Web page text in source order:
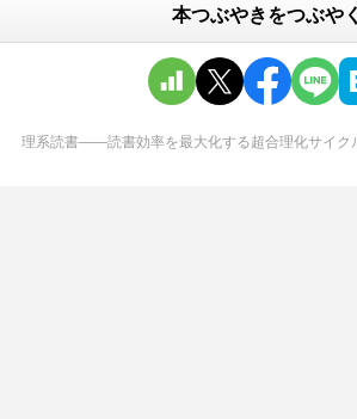
本つぶやきをつぶやく
理系読書――読書効率を最大化する超合理化サイク